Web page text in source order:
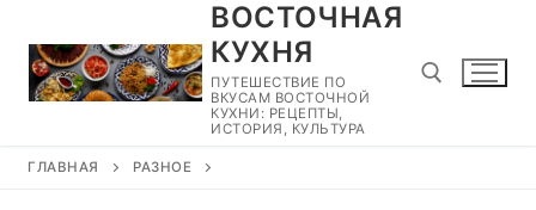
содержимому
ВОСТОЧНАЯ
КУХНЯ
ПУТЕШЕСТВИЕ ПО
ВКУСАМ ВОСТОЧНОЙ
КУХНИ: РЕЦЕПТЫ,
ИСТОРИЯ, КУЛЬТУРА
ГЛАВНАЯ РАЗНОЕ